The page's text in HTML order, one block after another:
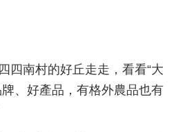
四南村的好丘走走，看看“大
、好產品，有格外農品也有